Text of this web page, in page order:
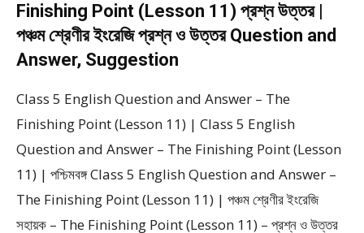
Finishing Point (Lesson 11) প্রশ্ন উত্তর |
পঞ্চম শ্রেণীর ইংরেজি প্রশ্ন ও উত্তর Question and
Answer, Suggestion
Class 5 English Question and Answer – The
Finishing Point (Lesson 11) | Class 5 English
Question and Answer – The Finishing Point (Lesson
11) | পশ্চিমবঙ্গ Class 5 English Question and Answer –
The Finishing Point (Lesson 11) | পঞ্চম শ্রেণীর ইংরেজি
সহায়ক – The Finishing Point (Lesson 11) – প্রশ্ন ও উত্তর